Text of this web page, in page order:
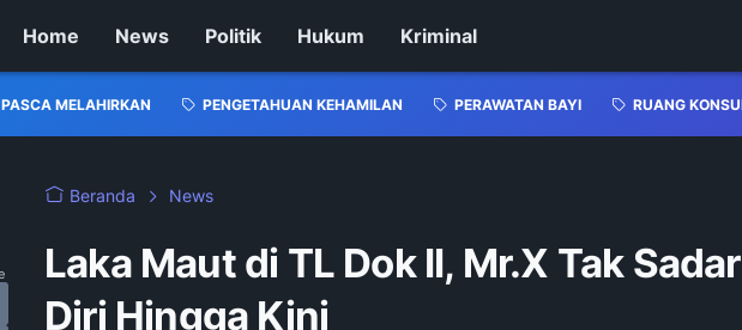
Home News Politik Hukum Kriminal
PASCA MELAHIRKAN PENGETAHUAN KEHAMILAN PERAWATAN BAYI RUANG
Beranda News
‎Laka Maut di TL Dok II, Mr.X Tak
Diri Hingga Kini ‎